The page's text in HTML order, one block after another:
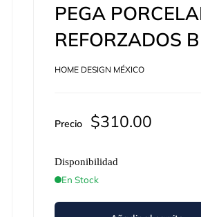
PEGA
REFORZADOS
HOME DESIGN MÉXICO
Precio Precio
$310.00
Disponibilidad
En Stock